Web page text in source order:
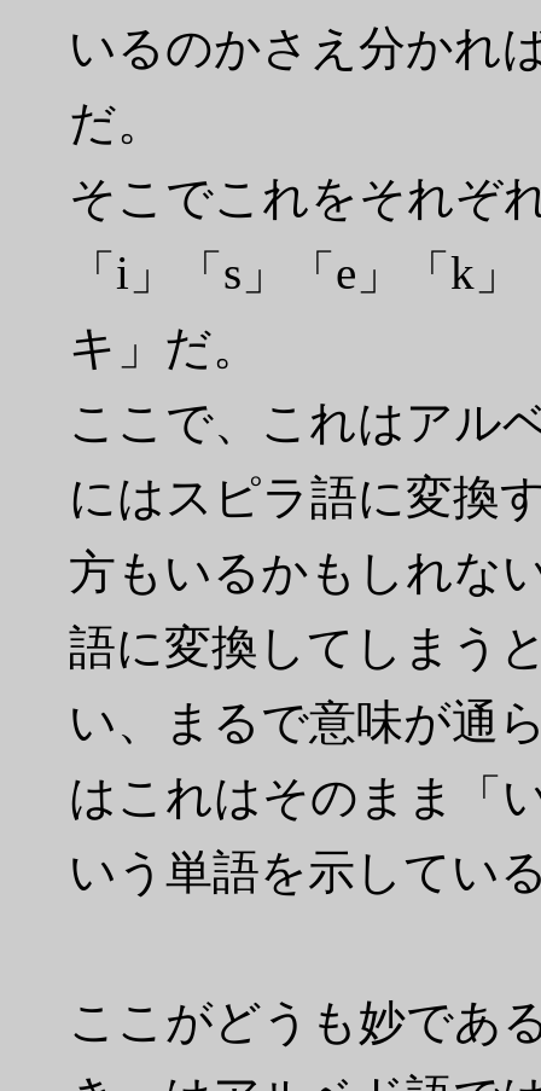
いるのかさえ分かれ
だ。
そこでこれをそれぞ
「i」「s」「e」「k
キ」だ。
ここで、これはアル
にはスピラ語に変換
方もいるかもしれな
語に変換してしまう
い、まるで意味が通
はこれはそのまま「
いう単語を示してい
ここがどうも妙であ